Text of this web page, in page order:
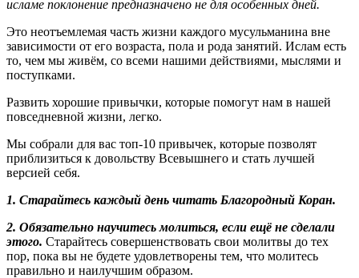
исламе поклонение предназначено не для особенных дней.
Это неотъемлемая часть жизни каждого мусульманина вне
зависимости от его возраста, пола и рода занятий. Ислам есть
то, чем мы живём, со всеми нашими действиями, мыслями и
поступками.
Развить хорошие привычки, которые помогут нам в нашей
повседневной жизни, легко.
Мы собрали для вас топ-10 привычек, которые позволят
приблизиться к довольству Всевышнего и стать лучшей
версией себя.
1. Старайтесь каждый день читать Благородный Коран.
2. Обязательно научитесь молиться, если ещё не сделали
этого. Старайтесь совершенствовать свои молитвы до тех
пор, пока вы не будете удовлетворены тем, что молитесь
правильно и наилучшим образом.